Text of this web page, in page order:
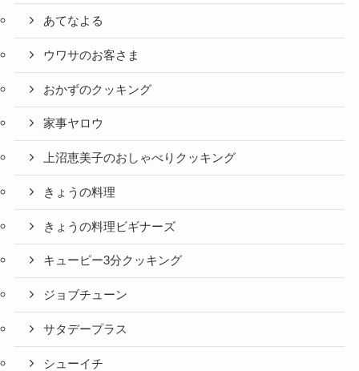
あてなよる
ウワサのお客さま
おかずのクッキング
家事ヤロウ
上沼恵美子のおしゃべりクッキング
きょうの料理
きょうの料理ビギナーズ
キューピー3分クッキング
ジョブチューン
サタデープラス
シューイチ